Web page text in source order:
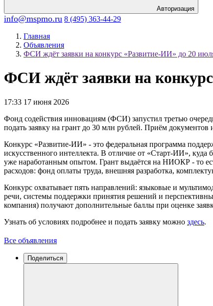
Авторизация
info@mspmo.ru 8 (495) 363-44-29
Главная
Объявления
ФСИ ждёт заявки на конкурс «Развитие-ИИ» до 20
ФСИ ждёт заявки на
17:33 17 июня 2026
Фонд содействия инновациям (ФСИ) запустил третью
подать заявку на грант до 30 млн рублей. Приём документов
Конкурс «Развитие-ИИ» - это федеральная программа
искусственного интеллекта. В отличие от «Старт-ИИ»,
уже наработанным опытом. Грант выдаётся на НИОКР - то
расходов: фонд оплаты труда, внешняя разработка,
Конкурс охватывает пять направлений: языковые и
речи, системы поддержки принятия решений и
компания) получают дополнительные баллы при оценке
Узнать об условиях подробнее и подать заявку можно здесь.
Все объявления
Поделиться